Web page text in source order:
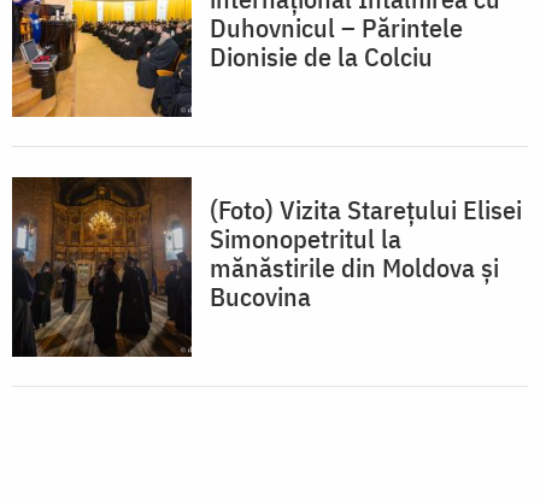
Duhovnicul – Părintele
Dionisie de la Colciu
(Foto) Vizita Stareţului Elisei
Simonopetritul la
mănăstirile din Moldova şi
Bucovina